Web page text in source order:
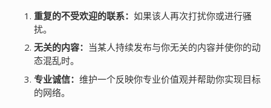
重复的不受欢迎的联系： 如果该人再次打扰你或进行骚
扰。
无关的内容： 当某人持续发布与你无关的内容并使你的动
态混乱时。
专业诚信： 维护一个反映你专业价值观并帮助你实现目标
的网络。